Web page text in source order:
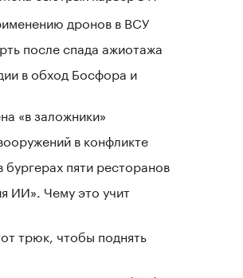
дронов в ВСУ
после спада ажиотажа
в обход Босфора и
«в заложники»
в конфликте
пяти ресторанов
ИИ». Чему это учит
трюк, чтобы поднять